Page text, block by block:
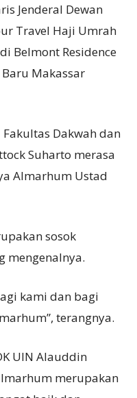
Jenderal Dewan
Travel Haji Umrah
Belmont Residence
Makassar
Dakwah dan
Suharto merasa
Almarhum Ustad
sosok
mengenalnya.
kami dan bagi
terangnya.
UIN Alauddin
merupakan